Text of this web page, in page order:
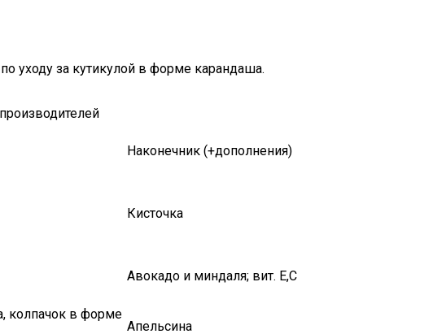
уходу за кутикулой в форме карандаша.
Наконечник (+дополнения)
Кисточка
Авокадо и миндаля; вит. E,C
колпачок в форме
Апельсина